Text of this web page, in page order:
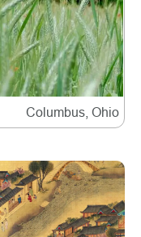
Columbus, Ohio